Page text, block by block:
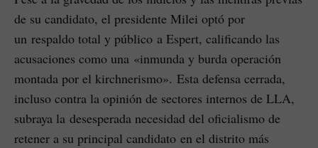
de su candidato, el presidente Milei optó por
un respaldo total y público a Espert, calificando las
acusaciones como una «inmunda y burda operación
montada por el kirchnerismo». Esta defensa cerrada,
incluso contra la opinión de sectores internos de LLA,
subraya la desesperada necesidad del oficialismo de
retener a su principal candidato en el distrito más